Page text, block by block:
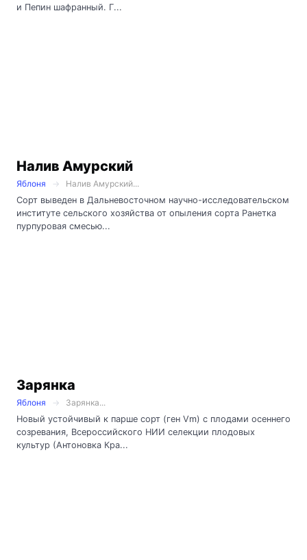
и Пепин шафранный. Г...
Налив Амурский
Яблоня
Налив Амурский...
Сорт выведен в Дальневосточном научно-исследовательском
институте сельского хозяйства от опыления сорта Ранетка
пурпуровая смесью...
Зарянка
Яблоня
Зарянка...
Новый устойчивый к парше сорт (ген Vm) с плодами осеннего
созревания, Всероссийского НИИ селекции плодовых
культур (Антоновка Кра...